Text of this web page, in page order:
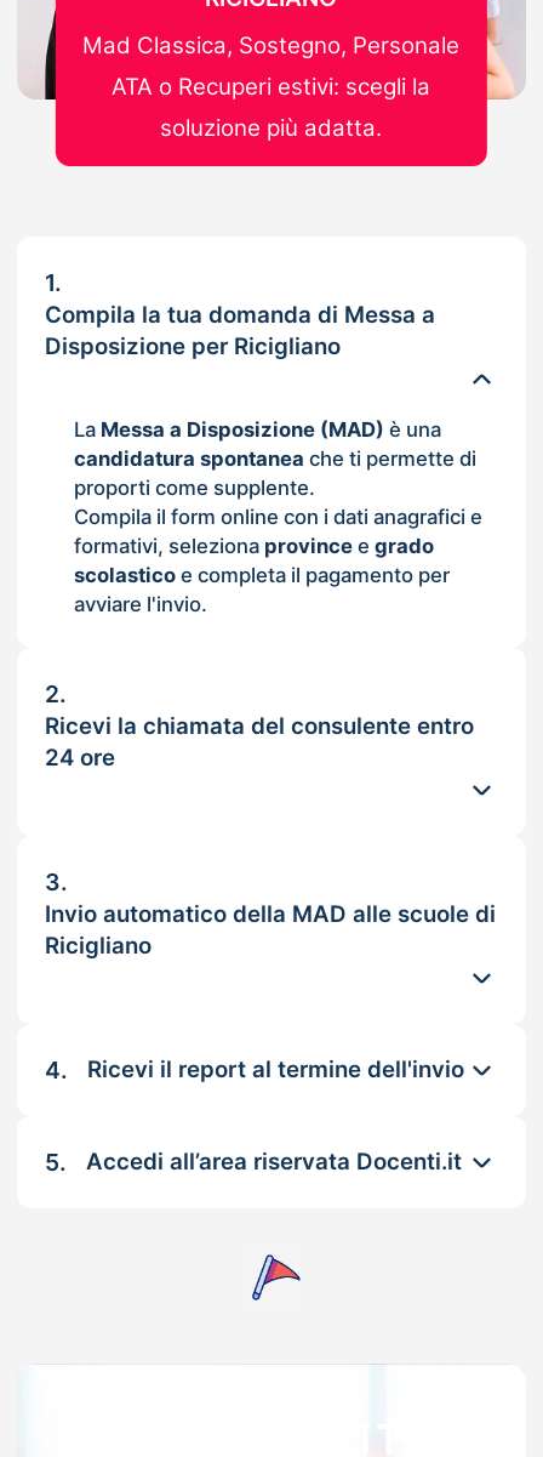
1.
Compila la tua domanda di Messa a
Disposizione per Ricigliano
La Messa a Disposizione (MAD) è una
candidatura spontanea che ti permette di
proporti come supplente.
Compila il form online con i dati anagrafici e
formativi, seleziona provincee grado
scolasticoe completa il pagamento per
avviare l'invio.
2.
Ricevi la chiamata del consulente entro
24 ore
3.
Invio automatico della MAD alle scuole di
Ricigliano
4. Ricevi il report al termine dell'invio
5. Accedi all’area riservata Docenti.it
Mad Classica, Sostegno, Personale
ATA o Recuperi estivi: scegli la
soluzione più adatta.